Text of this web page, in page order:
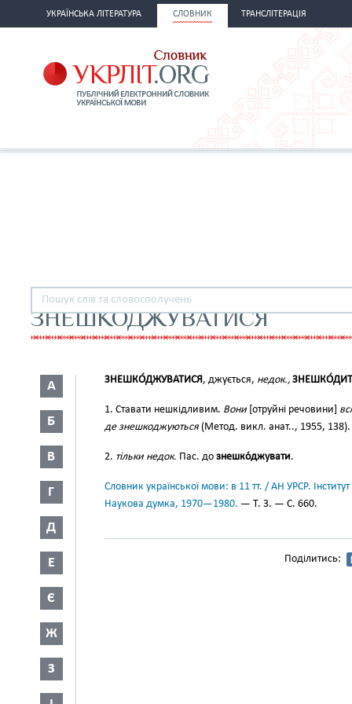
УКРАЇНСЬКА ЛІТЕРАТУРА СЛОВНИК ТРАНСЛІТЕРАЦІЯ
ЗНЕШКОДЖУВАТИСЯ
А
Б
В
Г
Д
Е
Є
Ж
З
ЗНЕШКО́ДЖУВАТИСЯ, джується, недок.,
1. Ставати нешкідливим. Вони [отруйні речовини]
де знешкоджуються (Метод. викл. анат.., 1955, 138).
2. тільки недок. Пас. до знешко́джувати.
Словник української мови: в 11 тт. / АН УРСР.
Наукова думка, 1970—1980. — Т. 3. — С. 660.
Поділитись: